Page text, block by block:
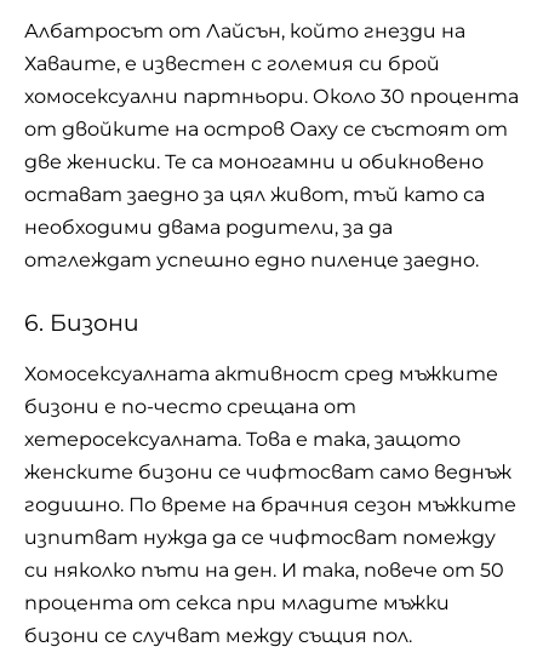
Албатросът от Лайсън, който гнезди на
Хаваите, е известен с големия си брой
хомосексуални партньори. Около 30 процента
от двойките на остров Оаху се състоят от
две жениски. Те са моногамни и обикновено
остават заедно за цял живот, тъй като са
необходими двама родители, за да
отглеждат успешно едно пиленце заедно.
6. Бизони
Хомосексуалната активност сред мъжките
бизони е по-често срещана от
хетеросексуалната. Това е така, защото
женските бизони се чифтосват само веднъж
годишно. По време на брачния сезон мъжките
изпитват нужда да се чифтосват помежду
си няколко пъти на ден. И така, повече от 50
процента от секса при младите мъжки
бизони се случват между същия пол.